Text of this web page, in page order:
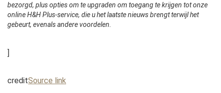
bezorgd, plus opties om te upgraden om toegang te krijgen tot onze
online H&H Plus-service, die u het laatste nieuws brengt terwijl het
gebeurt, evenals andere voordelen.
]
creditSource link